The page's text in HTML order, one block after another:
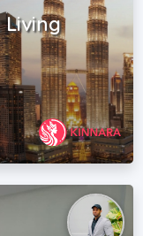
Living